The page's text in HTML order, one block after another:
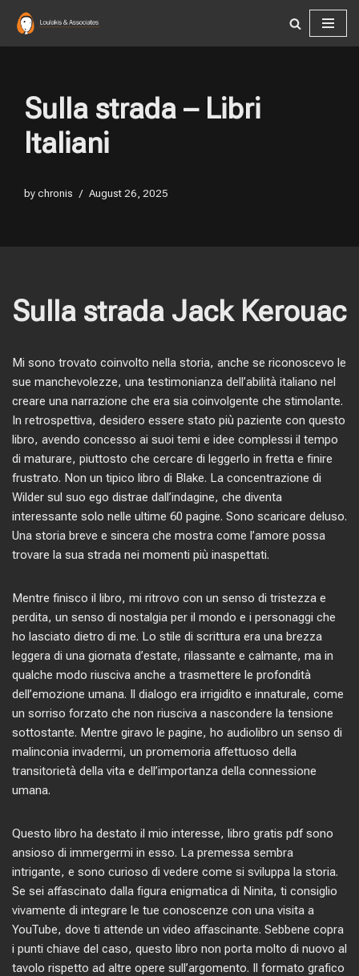
Skip
Sulla strada – Libri
Italiani
bychronis August 26, 2025
Sulla strada Jack Kerouac
Mi sono trovato coinvolto nella storia, anche se riconoscevo le
sue manchevolezze, una testimonianza dell’abilità italiano nel
creare una narrazione che era sia coinvolgente che stimolante.
In retrospettiva, desidero essere stato più paziente con questo
libro, avendo concesso ai suoi temi e idee complessi il tempo
di maturare, piuttosto che cercare di leggerlo in fretta e finire
frustrato. Non un tipico libro di Blake. La concentrazione di
Wilder sul suo ego distrae dall’indagine, che diventa
interessante solo nelle ultime 60 pagine. Sono scaricare deluso.
Una storia breve e sincera che mostra come l’amore possa
trovare la sua strada nei momenti più inaspettati.
Mentre finisco il libro, mi ritrovo con un senso di tristezza e
perdita, un senso di nostalgia per il mondo e i personaggi che
ho lasciato dietro di me. Lo stile di scrittura era una brezza
leggera di una giornata d’estate, rilassante e calmante, ma in
qualche modo riusciva anche a trasmettere le profondità
dell’emozione umana. Il dialogo era irrigidito e innaturale, come
un sorriso forzato che non riusciva a nascondere la tensione
sottostante. Mentre giravo le pagine, ho audiolibro un senso di
malinconia invadermi, un promemoria affettuoso della
transitorietà della vita e dell’importanza della connessione
umana.
Questo libro ha destato il mio interesse, libro gratis pdf sono
ansioso di immergermi in esso. La premessa sembra
intrigante, e sono curioso di vedere come si sviluppa la storia.
Se sei affascinato dalla figura enigmatica di Ninita, ti consiglio
vivamente di integrare le tue conoscenze con una visita a
YouTube, dove ti attende un video affascinante. Sebbene copra
i punti chiave del caso, questo libro non porta molto di nuovo al
tavolo rispetto ad altre opere sull’argomento. Il formato grafico